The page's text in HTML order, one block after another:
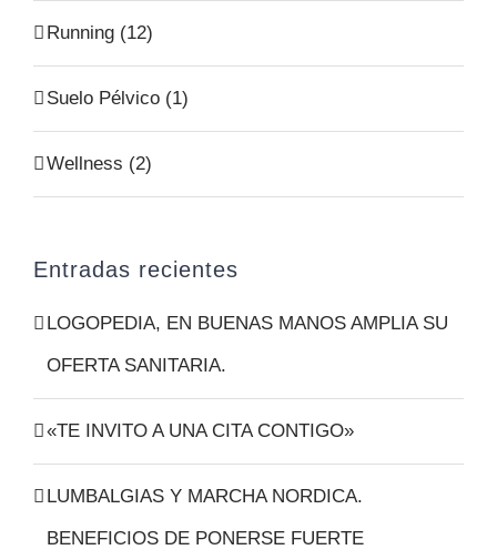
Running (12)
Suelo Pélvico (1)
Wellness (2)
Entradas recientes
LOGOPEDIA, EN BUENAS MANOS AMPLIA SU
OFERTA SANITARIA.
«TE INVITO A UNA CITA CONTIGO»
LUMBALGIAS Y MARCHA NORDICA.
BENEFICIOS DE PONERSE FUERTE